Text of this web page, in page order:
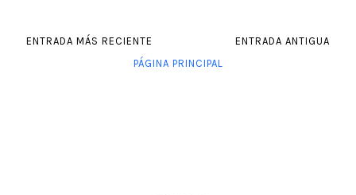
ENTRADA MÁS RECIENTE
ENTRADA ANTIGUA
PÁGINA PRINCIPAL